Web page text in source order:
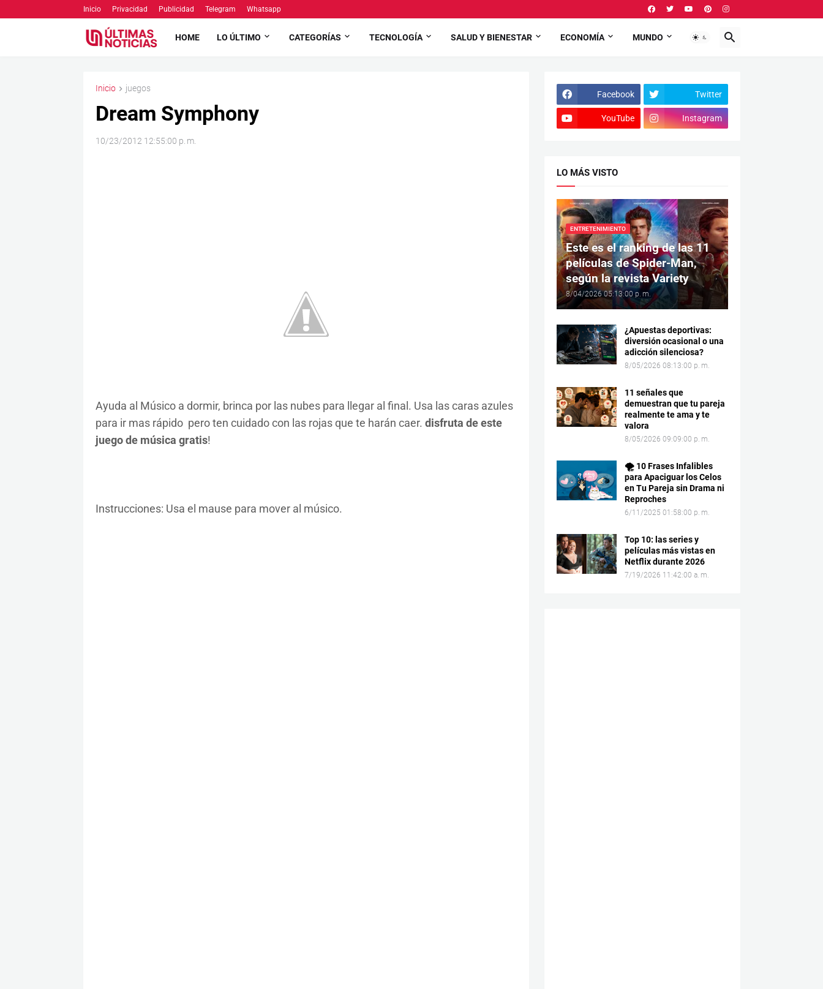
Inicio Privacidad Publicidad Telegram Whatsapp
HOME LO ÚLTIMO CATEGORÍAS TECNOLOGÍA SALUD Y BIENESTAR ECONOMÍA MUNDO
Inicio juegos
Dream Symphony
10/23/2012 12:55:00 p. m.
Ayuda al Músico a dormir, brinca por las nubes para llegar al final. Usa las caras azules
para ir mas rápido pero ten cuidado con las rojas que te harán caer. disfruta de este
juego de música gratis!
Instrucciones: Usa el mause para mover al músico.
Facebook Twitter
YouTube Instagram
LO MÁS VISTO
ENTRETENIMIENTO
Este es el ranking de las 11
películas de Spider-Man,
según la revista Variety
8/04/2026 05:13:00 p. m.
¿Apuestas deportivas:
diversión ocasional o una
adicción silenciosa?
8/05/2026 08:13:00 p. m.
11 señales que
demuestran que tu pareja
realmente te ama y te
valora
8/05/2026 09:09:00 p. m.
🌪️ 10 Frases Infalibles
para Apaciguar los Celos
en Tu Pareja sin Drama ni
Reproches
6/11/2025 01:58:00 p. m.
Top 10: las series y
películas más vistas en
Netflix durante 2026
7/19/2026 11:42:00 a. m.